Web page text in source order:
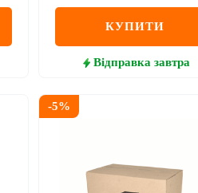
КУПИТИ
Відправка завтра
-5%